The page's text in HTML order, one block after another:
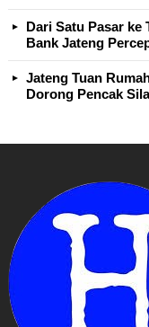
Dari Satu Pasar ke
Bank Jateng
Jateng Tuan
Dorong Pencak